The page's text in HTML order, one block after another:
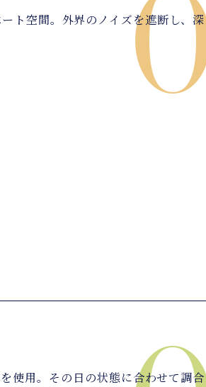
ト空間。外界のノイズを遮断し、深
使用。その日の状態に合わせて調合